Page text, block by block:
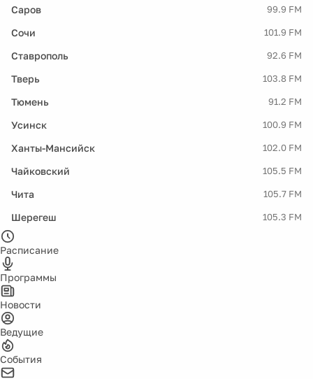
Саров 99.9 FM
Сочи 101.9 FM
Ставрополь 92.6 FM
Тверь 103.8 FM
Тюмень 91.2 FM
Усинск 100.9 FM
Ханты-Мансийск 102.0 FM
Чайковский 105.5 FM
Чита 105.7 FM
Шерегеш 105.3 FM
Расписание
Программы
Новости
Ведущие
События